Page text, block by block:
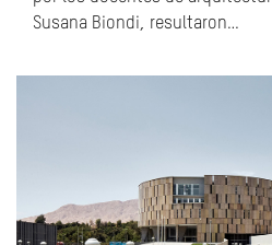
Susana Biondi, resultaron…